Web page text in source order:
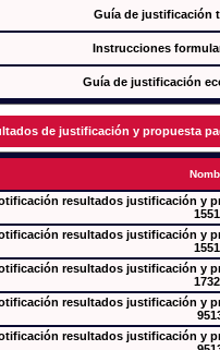
Guía de justificación
Instrucciones
Guía de justificación
de justificación y propuesta
resultados justificación y
resultados justificación y
resultados justificación y
resultados justificación y
resultados justificación y